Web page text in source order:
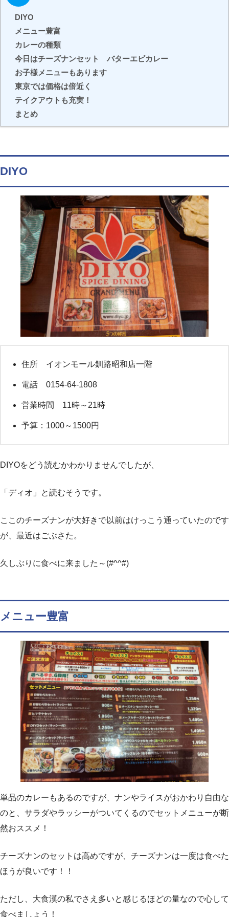
DIYO
メニュー豊富
カレーの種類
今日はチーズナンセット バターエビカレー
お子様メニューもあります
東京では価格は倍近く
テイクアウトも充実！
まとめ
DIYO
住所 イオンモール釧路昭和店一階
電話 0154-64-1808
営業時間 11時～21時
予算：1000～1500円
DIYOをどう読むかわかりませんでしたが、
「ディオ」と読むそうです。
ここのチーズナンが大好きで以前はけっこう通っていたのです
が、最近はごぶさた。
久しぶりに食べに来ました～(#^^#)
メニュー豊富
単品のカレーもあるのですが、ナンやライスがおかわり自由な
のと、サラダやラッシーがついてくるのでセットメニューが断
然おススメ！
チーズナンのセットは高めですが、チーズナンは一度は食べた
ほうが良いです！！
ただし、大食漢の私でさえ多いと感じるほどの量なので心して
食べましょう！